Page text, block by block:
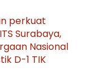
perkuat
Surabaya,
Nasional
D-1 TIK